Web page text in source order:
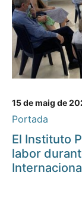
15 de maig de
Portada
El Instituto
labor